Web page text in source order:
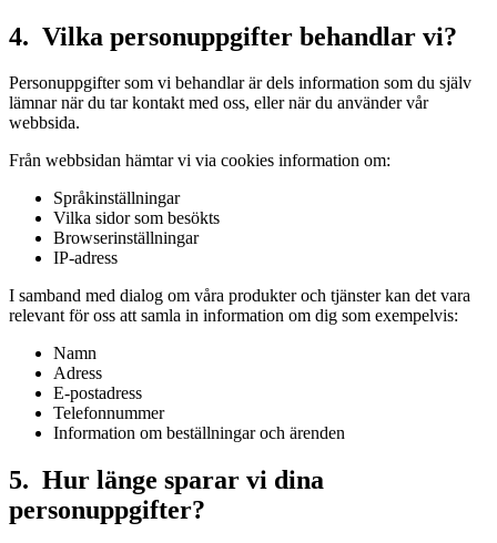
4. Vilka personuppgifter behandlar vi?
Personuppgifter som vi behandlar är dels information som du själv
lämnar när du tar kontakt med oss, eller när du använder vår
webbsida.
Från webbsidan hämtar vi via cookies information om:
Språkinställningar
Vilka sidor som besökts
Browserinställningar
IP-adress
I samband med dialog om våra produkter och tjänster kan det vara
relevant för oss att samla in information om dig som exempelvis:
Namn
Adress
E-postadress
Telefonnummer
Information om beställningar och ärenden
5. Hur länge sparar vi dina
personuppgifter?